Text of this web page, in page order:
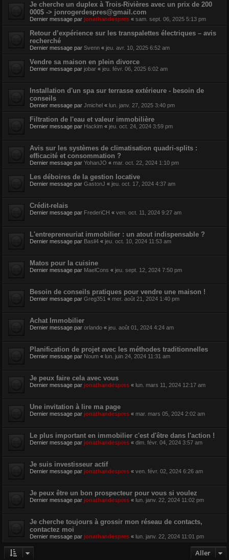
Je cherche un duplex à Trois-Rivières avec un prix de 200
000$ -> jonrogerdespres@gmail.com
Dernier message par jonathandespres « sam. sept. 06, 2025 5:13 pm
Retour d’expérience sur les transpalettes électriques – avis
recherché
Dernier message par Svenn « jeu. avr. 10, 2025 6:52 am
Vendre sa maison en plein divorce
Dernier message par jobar « jeu. févr. 06, 2025 6:02 am
Installation d'un spa sur terrasse extérieure - besoin de
conseils
Dernier message par Jmichel « lun. janv. 27, 2025 3:40 pm
Filtration de l'eau et valeur immobilière
Dernier message par Hackim « jeu. oct. 24, 2024 3:59 pm
Avis sur les systèmes de climatisation quadri-splits :
efficacité et consommation ?
Dernier message par YohanJO « mar. oct. 22, 2024 1:10 pm
Les déboires de la gestion locative
Dernier message par GastonJ « jeu. oct. 17, 2024 4:37 am
Crédit-relais
Dernier message par FrederiCH « ven. oct. 11, 2024 9:27 am
L'entrepreneuriat immobilier : un atout indispensable ?
Dernier message par Basil4 « jeu. oct. 10, 2024 11:53 am
Matos pour la cuisine
Dernier message par MaelCons « jeu. sept. 12, 2024 7:50 pm
Besoin de conseils pratiques pour vendre une maison !
Dernier message par Greg351 « mer. août 21, 2024 1:40 pm
Achat Immobilier
Dernier message par orlando « jeu. août 01, 2024 4:24 am
Planification de projet avec les méthodes traditionnelles
Dernier message par Noum « lun. juin 24, 2024 11:31 am
Je peux faire cela avec vous
Dernier message par jonathandespres « lun. mars 11, 2024 12:17 am
Une invitation à lire ma page
Dernier message par jonathandespres « mar. mars 05, 2024 2:02 am
Le plus important en immobilier c'est d'être dans l'action !
Dernier message par jonathandespres « dim. févr. 04, 2024 3:57 am
Je suis investisseur actif
Dernier message par jonathandespres « ven. févr. 02, 2024 6:26 am
Je peux être un bon prospecteur pour vous si voulez
Dernier message par jonathandespres « lun. janv. 22, 2024 11:02 pm
Je cherche toujours à grossir mon réseau de contacts,
contactez moi
Dernier message par jonathandespres « lun. janv. 22, 2024 11:01 pm
Aller